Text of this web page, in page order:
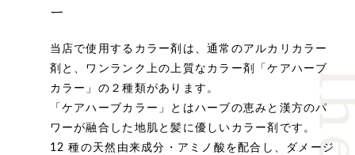
ー
当店で使用するカラー剤は、通常のアルカリカラー
剤と、ワンランク上の上質なカラー剤「ケアハーブ
カラー」の２種類があります。
「ケアハーブカラー」とはハーブの恵みと漢方のパ
ワーが融合した地肌と髪に優しいカラー剤です。
12 種の天然由来成分・アミノ酸を配合し、ダメージ